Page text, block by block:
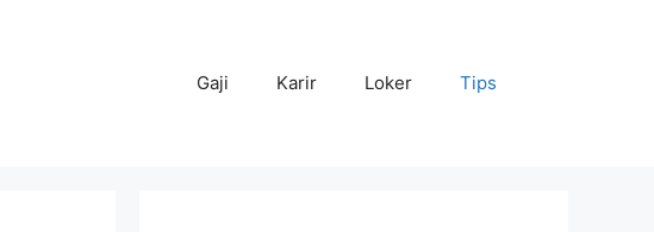
Gaji Karir Loker Tips